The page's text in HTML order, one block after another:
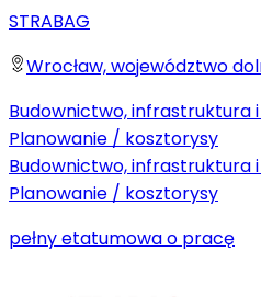
STRABAG
Wrocław, województwo
Budownictwo, infrastruktura
Planowanie / kosztorysy
Budownictwo, infrastruktura
Planowanie / kosztorysy
pełny etatumowa o pracę